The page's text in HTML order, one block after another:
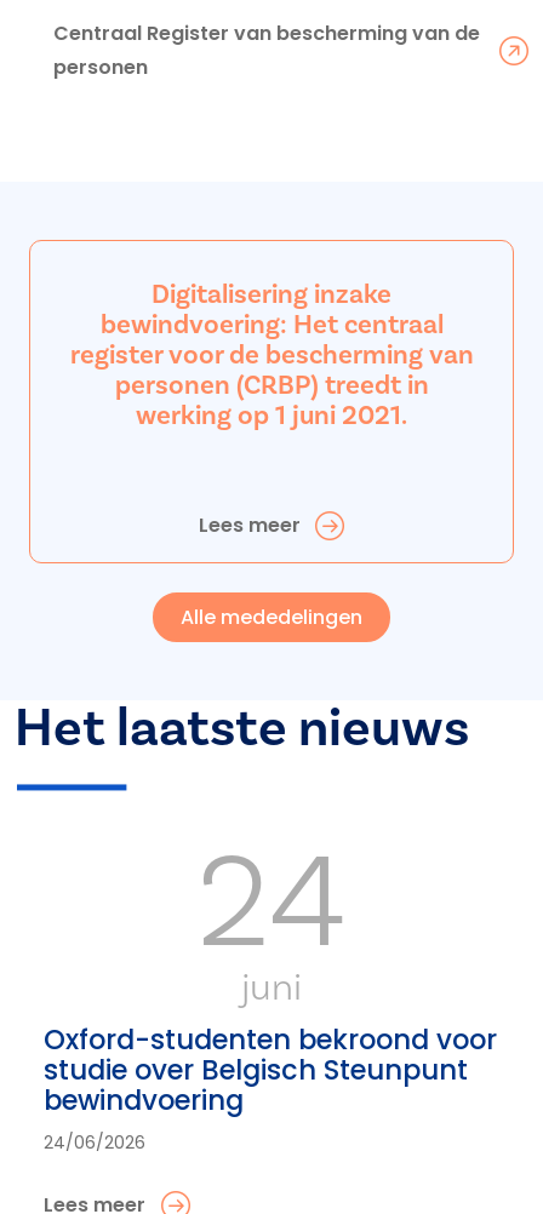
Centraal Register van bescherming van de
personen
Digitalisering inzake
bewindvoering: Het centraal
register voor de bescherming van
personen (CRBP) treedt in
werking op 1 juni 2021.
Lees meer
Alle mededelingen
Het laatste nieuws
24
juni
Oxford-studenten bekroond voor
studie over Belgisch Steunpunt
bewindvoering
24/06/2026
Lees meer